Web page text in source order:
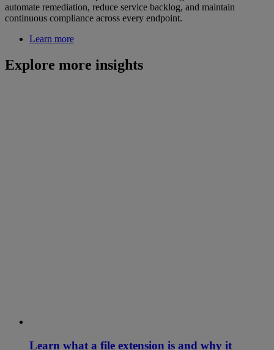
automate remediation, reduce service backlog, and maintain
continuous compliance across every endpoint.
Learn more
Explore more insights
Learn what a file extension is and why it